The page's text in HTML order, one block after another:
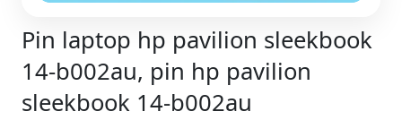
Pin laptop hp pavilion sleekbook
14-b002au, pin hp pavilion
sleekbook 14-b002au